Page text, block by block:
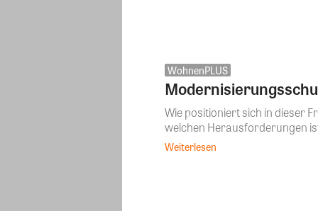
WohnenPLUS
Wie positioniert sich in dieser
welchen Herausforderungen
Weiterlesen